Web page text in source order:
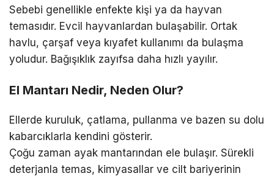
Sebebi genellikle enfekte kişi ya da hayvan
temasıdır. Evcil hayvanlardan bulaşabilir. Ortak
havlu, çarşaf veya kıyafet kullanımı da bulaşma
yoludur. Bağışıklık zayıfsa daha hızlı yayılır.
El Mantarı Nedir, Neden Olur?
Ellerde kuruluk, çatlama, pullanma ve bazen su dolu
kabarcıklarla kendini gösterir.
Çoğu zaman ayak mantarından ele bulaşır. Sürekli
deterjanla temas, kimyasallar ve cilt bariyerinin